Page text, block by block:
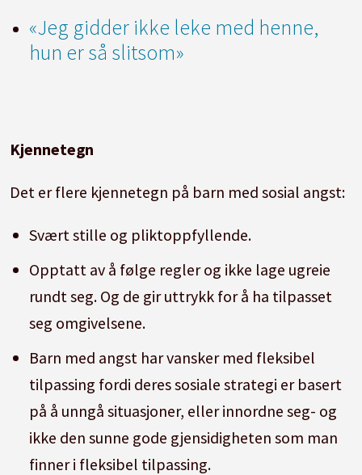
«Jeg gidder ikke leke med henne,
hun er så slitsom»
Kjennetegn
Det er flere kjennetegn på barn med sosial angst:
Svært stille og pliktoppfyllende.
Opptatt av å følge regler og ikke lage ugreie
rundt seg. Og de gir uttrykk for å ha tilpasset
seg omgivelsene.
Barn med angst har vansker med fleksibel
tilpassing fordi deres sosiale strategi er basert
på å unngå situasjoner, eller innordne seg- og
ikke den sunne gode gjensidigheten som man
finner i fleksibel tilpassing.